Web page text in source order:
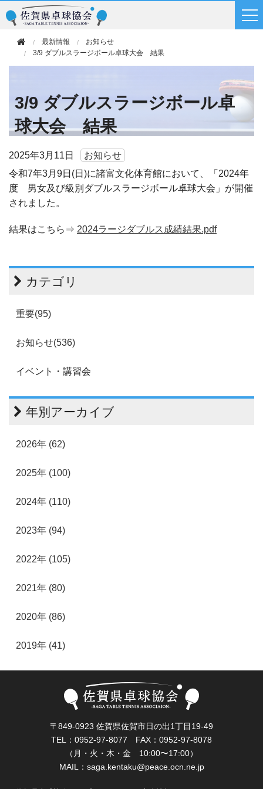
最新情報
お知らせ
3/9 ダブルスラージボール卓球大会 結果
3/9 ダブルスラージボール卓
球大会 結果
2025年3月11日
お知らせ
令和7年3月9日(日)に諸富文化体育館において、「2024年
度 男女及び級別ダブルスラージボール卓球大会」が開催
されました。
結果はこちら⇒ 2024ラージダブルス成績結果.pdf
カテゴリ
重要(95)
お知らせ(536)
イベント・講習会
年別アーカイブ
2026年 (62)
2025年 (100)
2024年 (110)
2023年 (94)
2022年 (105)
2021年 (80)
2020年 (86)
2019年 (41)
〒849-0923 佐賀県佐賀市日の出1丁目19-49
TEL：0952-97-8077 FAX：0952-97-8078
（月・火・木・金 10:00〜17:00）
MAIL： saga.kentaku@peace.ocn.ne.jp